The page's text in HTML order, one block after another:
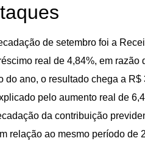
de setembro foi a
real de 4,84%, em razão
do ano, o resultado chega a
pelo aumento real de
da contribuição
relação ao mesmo período de